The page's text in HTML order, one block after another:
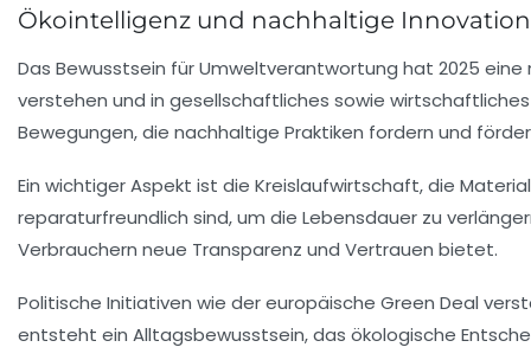
Ökointelligenz und nachhaltige
Das Bewusstsein für Umweltverantwortung hat 2025
verstehen und in gesellschaftliches sowie
Bewegungen, die nachhaltige Praktiken fordern und
Ein wichtiger Aspekt ist die Kreislaufwirtschaft, die
reparaturfreundlich sind, um die Lebensdauer zu
Verbrauchern neue Transparenz und Vertrauen bietet.
Politische Initiativen wie der europäische Green Deal
entsteht ein Alltagsbewusstsein, das ökologische